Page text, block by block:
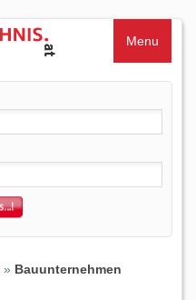
Menu
» Bauunternehmen